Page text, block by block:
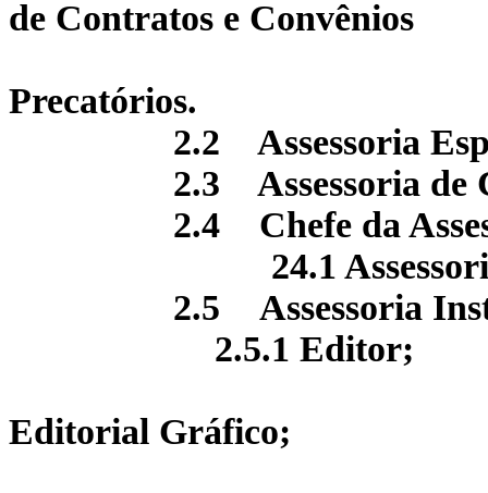
de Contratos e Convênios
Precatórios.
2.2 Assessoria
2.3 Assessoria de
2.4 Chefe da
24.1
2.5
Assessoria
2.5.1 Editor;
Editorial Gráfico;